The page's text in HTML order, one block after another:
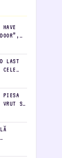
HAVE
LAST
CELE
PIESA
VRUT S-
DE LA